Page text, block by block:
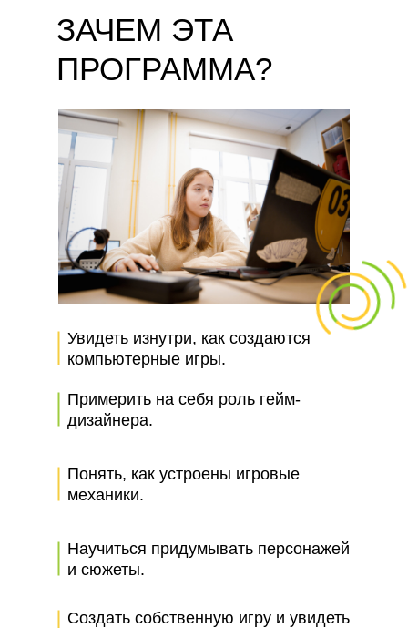
ЗАЧЕМ ЭТА
ПРОГРАММА?
Увидеть изнутри, как создаются
компьютерные игры.
Примерить на себя роль гейм-
дизайнера.
Понять, как устроены игровые
механики.
Создать собственную игру и увидеть
Научиться придумывать персонажей
и сюжеты.